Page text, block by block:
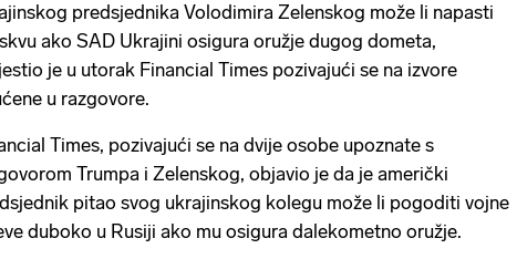
predsjednika Volodimira Zelenskog može li napasti
ako SAD Ukrajini osigura oružje dugog dometa,
je u utorak Financial Times pozivajući se na izvore
u razgovore.
Times, pozivajući se na dvije osobe upoznate s
Trumpa i Zelenskog, objavio je da je američki
pitao svog ukrajinskog kolegu može li pogoditi vojne
duboko u Rusiji ako mu osigura dalekometno oružje.